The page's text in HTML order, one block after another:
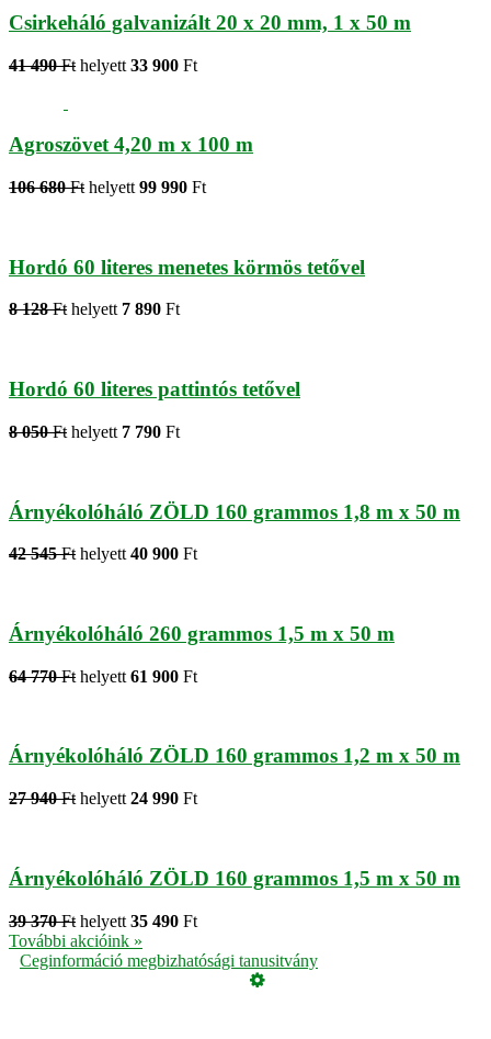
Csirkeháló galvanizált 20 x 20 mm, 1 x 50 m
41 490 Ft helyett 33 900 Ft
Agroszövet 4,20 m x 100 m
106 680 Ft helyett 99 990 Ft
Hordó 60 literes menetes körmös tetővel
8 128 Fthelyett 7 890 Ft
Hordó 60 literes pattintós tetővel
8 050 Ft helyett 7 790 Ft
Árnyékolóháló ZÖLD 160 grammos 1,8 m x 50 m
42 545 Ft helyett 40 900 Ft
Árnyékolóháló 260 grammos 1,5 m x 50 m
64 770 Ft helyett 61 900 Ft
Árnyékolóháló ZÖLD 160 grammos 1,2 m x 50 m
27 940 Ft helyett 24 990 Ft
Árnyékolóháló ZÖLD 160 grammos 1,5 m x 50 m
39 370 Ft helyett 35 490 Ft
További akcióink »
Ceginformáció megbizhatósági tanusitvány